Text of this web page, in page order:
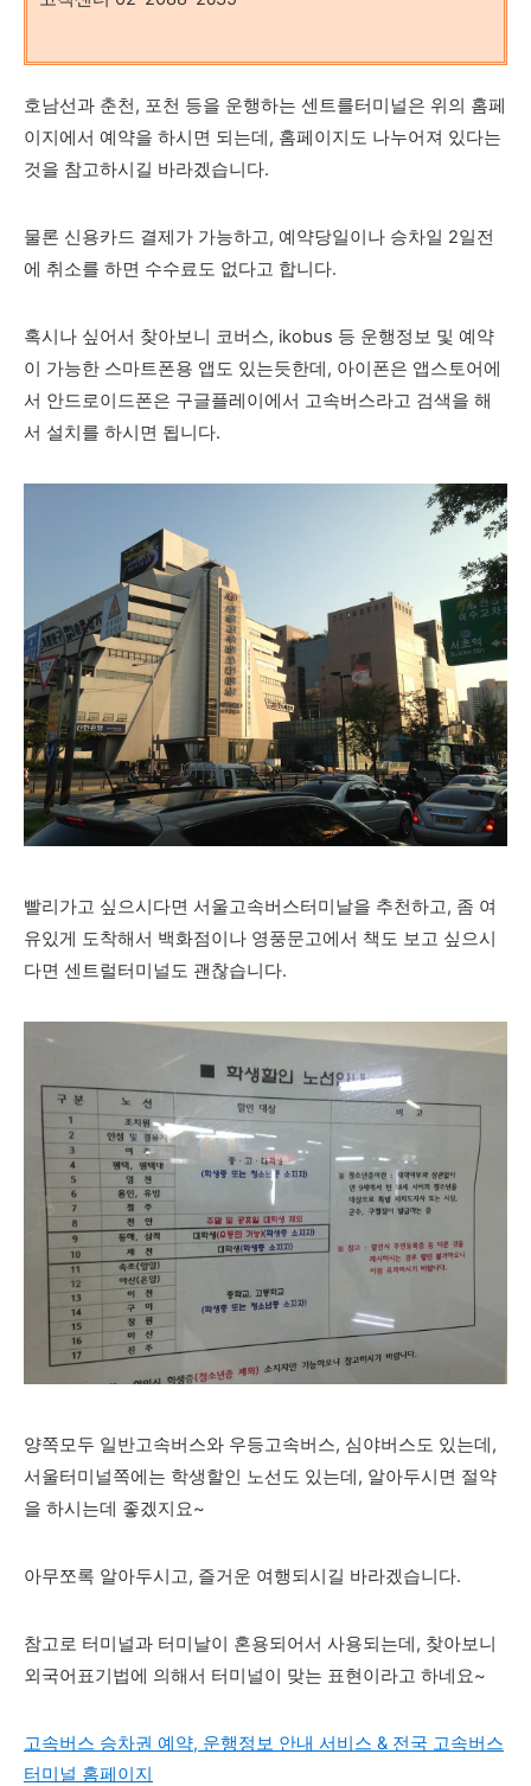
호남선과 춘천, 포천 등을 운행하는 센트를터미널은 위의 홈페
이지에서 예약을 하시면 되는데, 홈페이지도 나누어져 있다는
것을 참고하시길 바라겠습니다.
물론 신용카드 결제가 가능하고, 예약당일이나 승차일 2일전
에 취소를 하면 수수료도 없다고 합니다.
혹시나 싶어서 찾아보니 코버스, ikobus 등 운행정보 및 예약
이 가능한 스마트폰용 앱도 있는듯한데, 아이폰은 앱스토어에
서 안드로이드폰은 구글플레이에서 고속버스라고 검색을 해
서 설치를 하시면 됩니다.
빨리가고 싶으시다면 서울고속버스터미날을 추천하고, 좀 여
유있게 도착해서 백화점이나 영풍문고에서 책도 보고 싶으시
다면 센트럴터미널도 괜찮습니다.
양쪽모두 일반고속버스와 우등고속버스, 심야버스도 있는데,
서울터미널쪽에는 학생할인 노선도 있는데, 알아두시면 절약
을 하시는데 좋겠지요~
아무쪼록 알아두시고, 즐거운 여행되시길 바라겠습니다.
참고로 터미널과 터미날이 혼용되어서 사용되는데, 찾아보니
외국어표기법에 의해서 터미널이 맞는 표현이라고 하네요~
고속버스 승차권 예약, 운행정보 안내 서비스 & 전국 고속버스
터미널 홈페이지